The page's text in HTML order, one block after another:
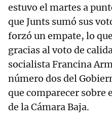
estuvo el martes a
que Junts sumó sus
forzó un empate, lo
gracias al voto de
socialista Francina
número dos del
que comparecer sobre
de la Cámara Baja.